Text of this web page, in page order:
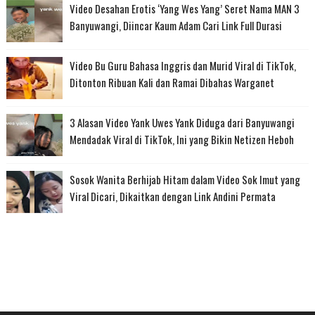
Video Desahan Erotis ‘Yang Wes Yang’ Seret Nama MAN 3
Banyuwangi, Diincar Kaum Adam Cari Link Full Durasi
Video Bu Guru Bahasa Inggris dan Murid Viral di TikTok,
Ditonton Ribuan Kali dan Ramai Dibahas Warganet
3 Alasan Video Yank Uwes Yank Diduga dari Banyuwangi
Mendadak Viral di TikTok, Ini yang Bikin Netizen Heboh
Sosok Wanita Berhijab Hitam dalam Video Sok Imut yang
Viral Dicari, Dikaitkan dengan Link Andini Permata